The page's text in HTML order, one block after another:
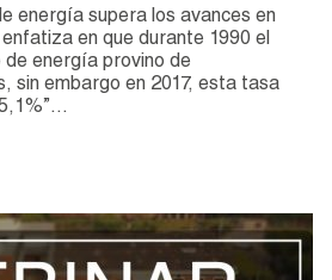
energía supera los avances en
en que durante 1990 el
energía provino de
sin embargo en 2017, esta tasa